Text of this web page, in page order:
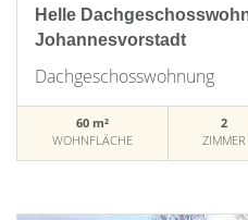
Helle
Johannesvorstadt
Dachgeschosswohnung
60 m²
WOHNFLÄCHE
2
ZIMMER